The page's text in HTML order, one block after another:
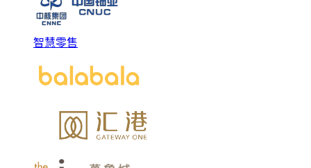
智慧零售